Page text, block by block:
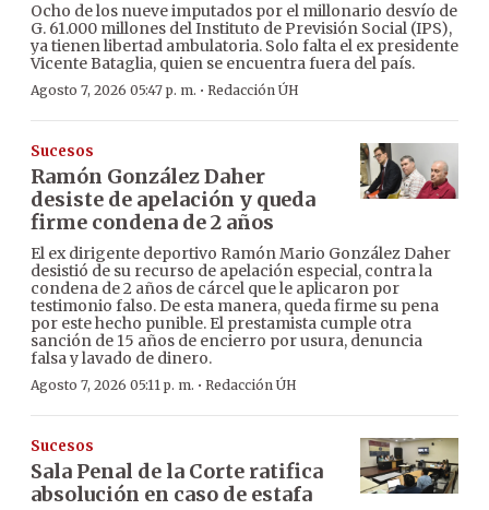
Ocho de los nueve imputados por el millonario desvío de
G. 61.000 millones del Instituto de Previsión Social (IPS),
ya tienen libertad ambulatoria. Solo falta el ex presidente
Vicente Bataglia, quien se encuentra fuera del país.
Agosto 7, 2026 05:47 p. m. · Redacción ÚH
Sucesos
Ramón González Daher
desiste de apelación y queda
firme condena de 2 años
El ex dirigente deportivo Ramón Mario González Daher
desistió de su recurso de apelación especial, contra la
condena de 2 años de cárcel que le aplicaron por
testimonio falso. De esta manera, queda firme su pena
por este hecho punible. El prestamista cumple otra
sanción de 15 años de encierro por usura, denuncia
falsa y lavado de dinero.
Agosto 7, 2026 05:11 p. m. · Redacción ÚH
Sucesos
Sala Penal de la Corte ratifica
absolución en caso de estafa